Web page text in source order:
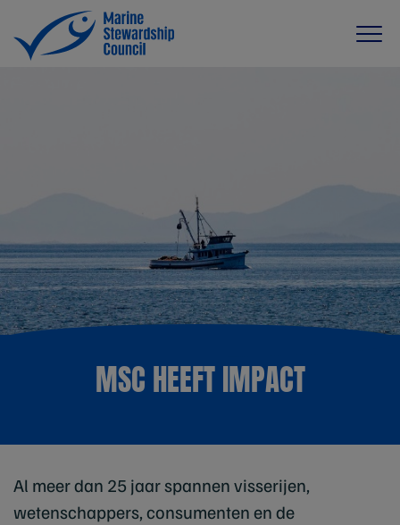
MSC HEEFT IMPACT
Al meer dan 25 jaar spannen visserijen,
wetenschappers, consumenten en de